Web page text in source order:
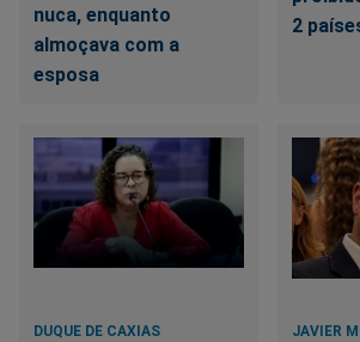
nuca, enquanto
almoçava com a
esposa
2
DUQUE DE CAXIAS JAVIER